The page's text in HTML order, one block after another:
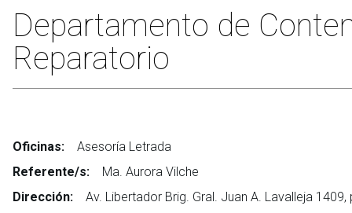
Departamento de
Reparatorio
Oficinas:
Asesoría Letrada
Referente/s:
Ma. Aurora Vilche
Dirección:
Av. Libertador Brig. Gral. Juan A. Lavalleja 1409,